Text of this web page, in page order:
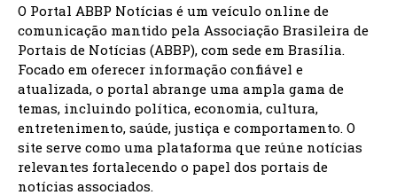
O Portal ABBP Notícias é um veículo online de
comunicação mantido pela Associação Brasileira de
Portais de Notícias (ABBP), com sede em Brasília.
Focado em oferecer informação confiável e
atualizada, o portal abrange uma ampla gama de
temas, incluindo política, economia, cultura,
entretenimento, saúde, justiça e comportamento. O
site serve como uma plataforma que reúne notícias
relevantes fortalecendo o papel dos portais de
notícias associados.